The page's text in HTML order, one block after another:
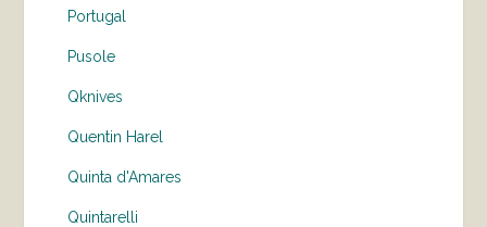
Portugal
Pusole
Qknives
Quentin Harel
Quinta d'Amares
Quintarelli